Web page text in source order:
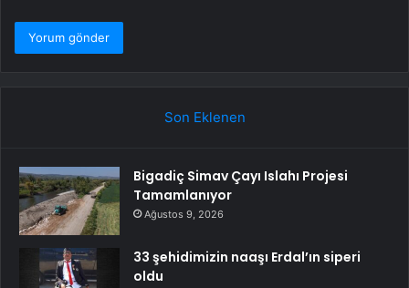
Son Eklenen
Bigadiç Simav Çayı Islahı Projesi
Tamamlanıyor
Ağustos 9, 2026
33 şehidimizin naaşı Erdal’ın siperi
oldu